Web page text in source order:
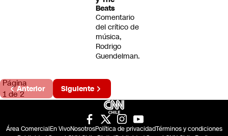
Beats
Comentario
del crítico de
música,
Rodrigo
Guendelman.
Página
1 de 2
Anterior Siguiente
Área ComercialEn VivoNosotrosPolítica de privacidadTérminos y condiciones